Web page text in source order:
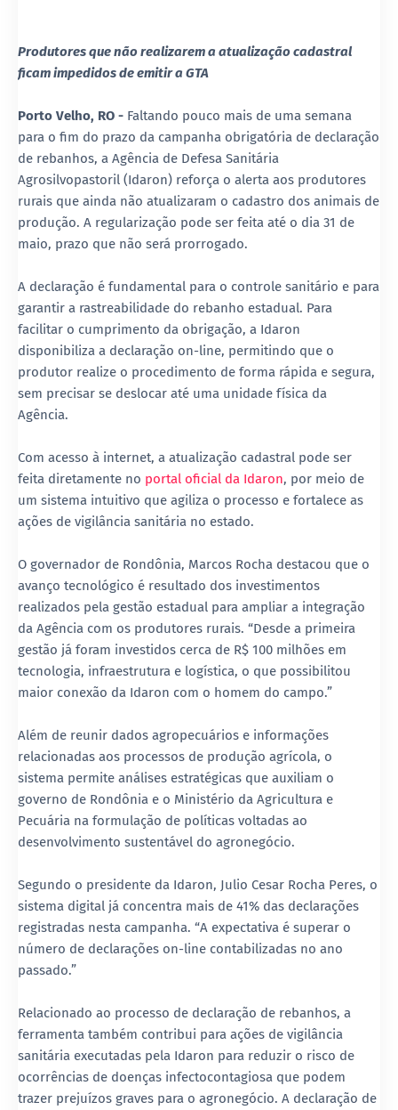
Produtores que não realizarem a atualização cadastral
ficam impedidos de emitir a GTA
Porto Velho, RO - Faltando pouco mais de uma semana
para o fim do prazo da campanha obrigatória de declaração
de rebanhos, a Agência de Defesa Sanitária
Agrosilvopastoril (Idaron) reforça o alerta aos produtores
rurais que ainda não atualizaram o cadastro dos animais de
produção. A regularização pode ser feita até o dia 31 de
maio, prazo que não será prorrogado.
A declaração é fundamental para o controle sanitário e para
garantir a rastreabilidade do rebanho estadual. Para
facilitar o cumprimento da obrigação, a Idaron
disponibiliza a declaração on-line, permitindo que o
produtor realize o procedimento de forma rápida e segura,
sem precisar se deslocar até uma unidade física da
Agência.
Com acesso à internet, a atualização cadastral pode ser
feita diretamente no portal oficial da Idaron, por meio de
um sistema intuitivo que agiliza o processo e fortalece as
ações de vigilância sanitária no estado.
O governador de Rondônia, Marcos Rocha destacou que o
avanço tecnológico é resultado dos investimentos
realizados pela gestão estadual para ampliar a integração
da Agência com os produtores rurais. “Desde a primeira
gestão já foram investidos cerca de R$ 100 milhões em
tecnologia, infraestrutura e logística, o que possibilitou
maior conexão da Idaron com o homem do campo.”
Além de reunir dados agropecuários e informações
relacionadas aos processos de produção agrícola, o
sistema permite análises estratégicas que auxiliam o
governo de Rondônia e o Ministério da Agricultura e
Pecuária na formulação de políticas voltadas ao
desenvolvimento sustentável do agronegócio.
Segundo o presidente da Idaron, Julio Cesar Rocha Peres, o
sistema digital já concentra mais de 41% das declarações
registradas nesta campanha. “A expectativa é superar o
número de declarações on-line contabilizadas no ano
passado.”
Relacionado ao processo de declaração de rebanhos, a
ferramenta também contribui para ações de vigilância
sanitária executadas pela Idaron para reduzir o risco de
ocorrências de doenças infectocontagiosa que podem
trazer prejuízos graves para o agronegócio. A declaração de